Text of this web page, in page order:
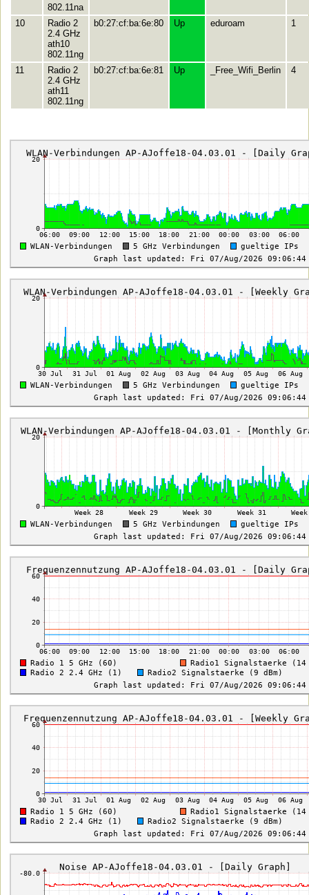
802.11na
10
Radio 2
2.4 GHz
ath10
802.11ng
b0:27:cf:ba:6e:80 Up eduroam 1
11
Radio 2
2.4 GHz
ath11
802.11ng
b0:27:cf:ba:6e:81 Up _Free_Wifi_Berlin 4